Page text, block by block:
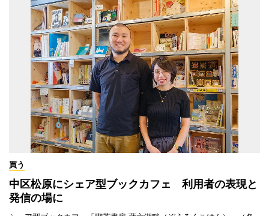
買う
中区松原にシェア型ブックカフェ 利用者の表現と
発信の場に